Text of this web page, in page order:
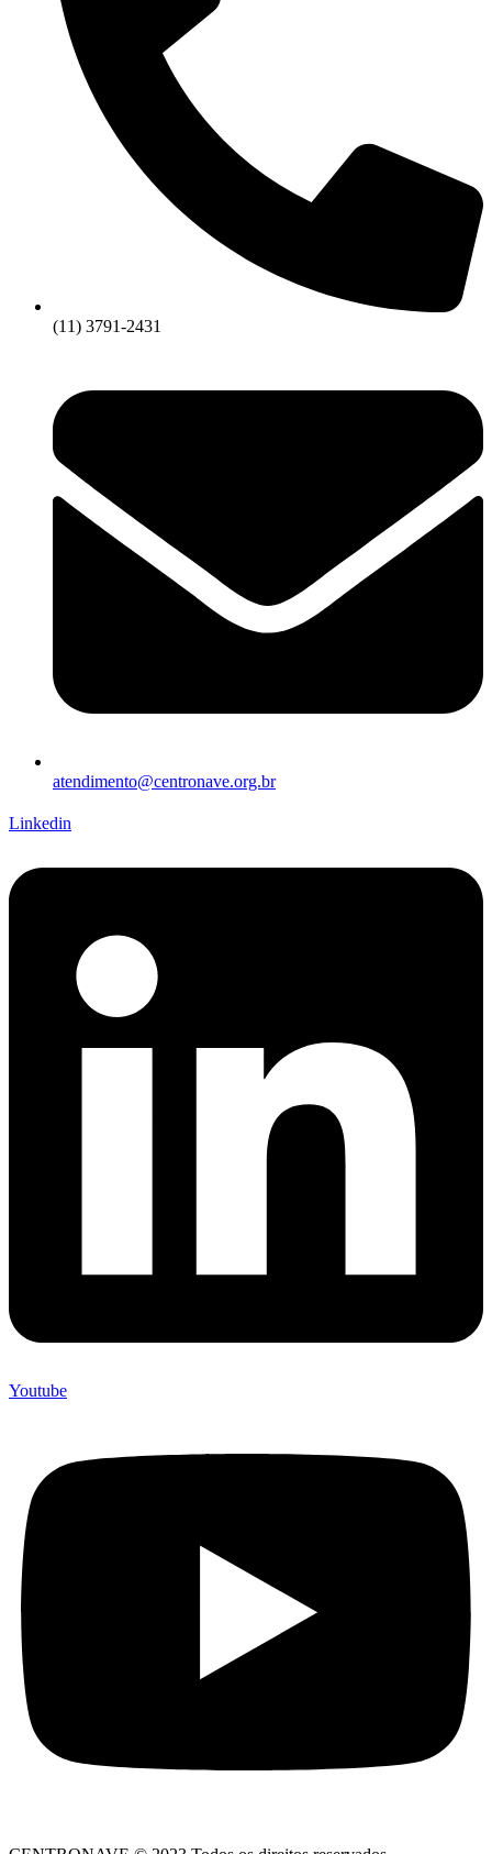
(11) 3791-2431
atendimento@centronave.org.br
Linkedin
Youtube